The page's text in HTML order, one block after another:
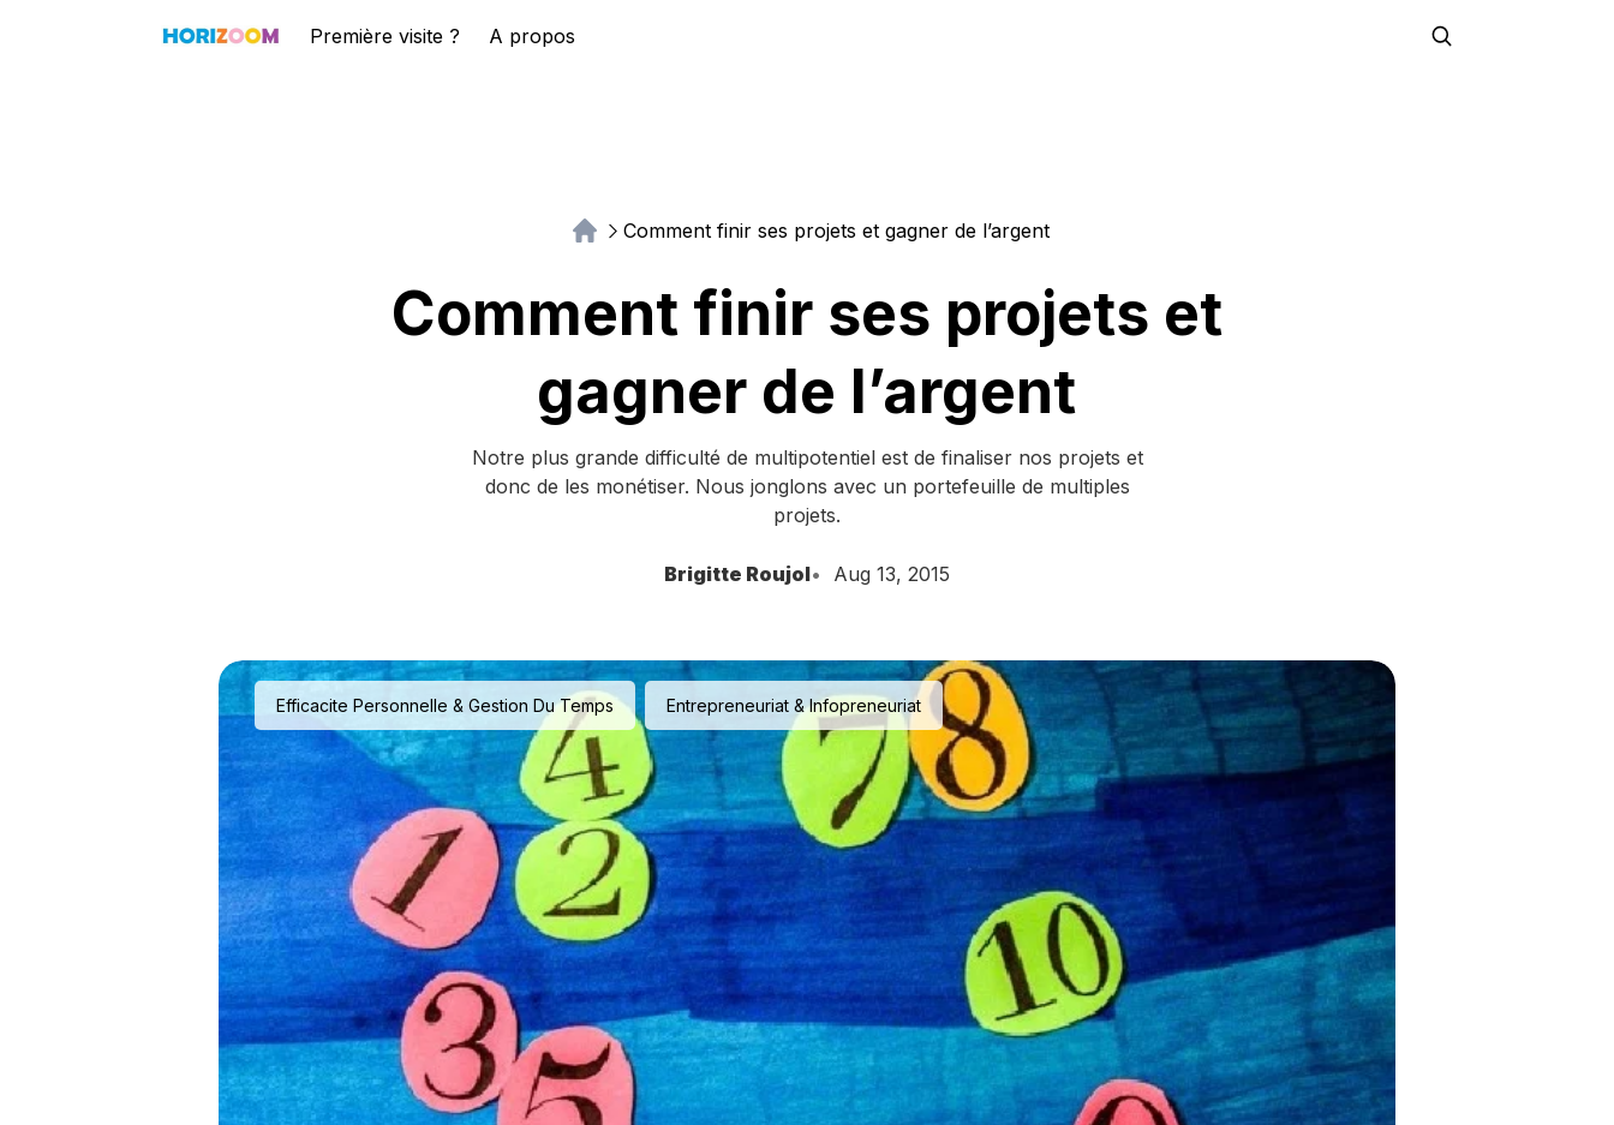
Première visite ? A propos
Comment finir ses projets et gagner de l’argent
Comment finir ses projets et
gagner de l’argent
Notre plus grande difficulté de multipotentiel est de finaliser nos projets et
donc de les monétiser. Nous jonglons avec un portefeuille de multiples
projets.
Brigitte Roujol Aug 13, 2015
Efficacite Personnelle & Gestion Du Temps Entrepreneuriat & Infopreneuriat